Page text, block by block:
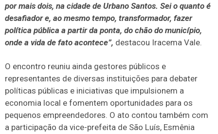
por mais dois, na cidade de Urbano Santos. Sei o quanto é
desafiador e, ao mesmo tempo, transformador, fazer
política pública a partir da ponta, do chão do município,
onde a vida de fato acontece”, destacou Iracema Vale.
O encontro reuniu ainda gestores públicos e
representantes de diversas instituições para debater
políticas públicas e iniciativas que impulsionem a
economia local e fomentem oportunidades para os
pequenos empreendedores. O ato contou também com
a participação da vice-prefeita de São Luís, Esmênia